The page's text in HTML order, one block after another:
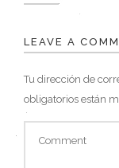
LEAVE A
Tu dirección de
obligatorios están